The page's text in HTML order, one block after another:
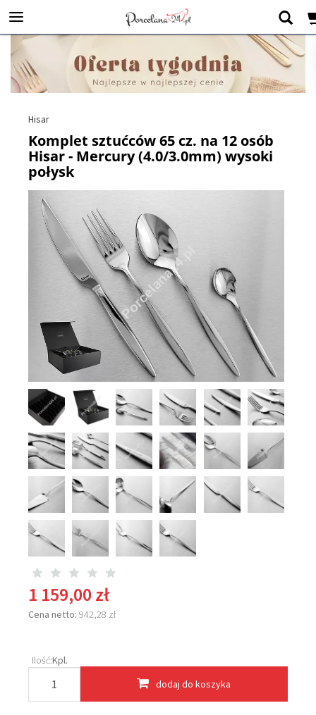
Hisar
Komplet sztućców 65 cz. na 12 osób
Hisar - Mercury (4.0/3.0mm) wysoki
połysk
1 159,00 zł
Cena netto: 942,28 zł
Ilość:Kpl.
dodaj do koszyka